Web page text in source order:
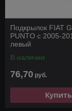
Подкрылок FIAT
PUNTO с 2005-
левый
В наличии
76,70 руб.
Купить